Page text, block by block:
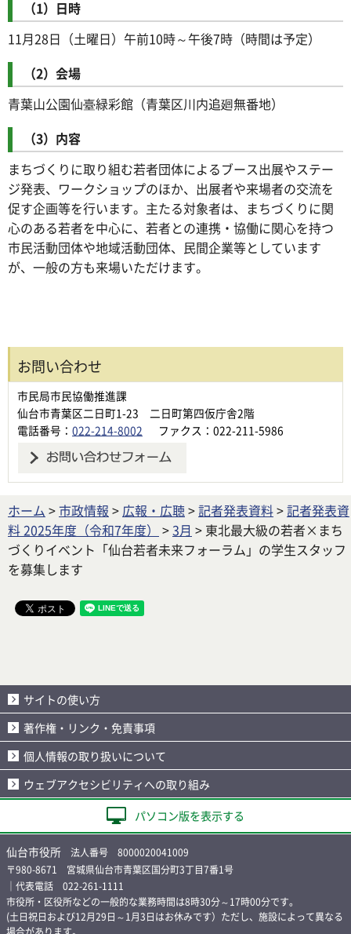
（1）日時
11月28日（土曜日）午前10時～午後7時（時間は予定）
（2）会場
青葉山公園仙臺緑彩館（青葉区川内追廻無番地）
（3）内容
まちづくりに取り組む若者団体によるブース出展やステー
ジ発表、ワークショップのほか、出展者や来場者の交流を
促す企画等を行います。主たる対象者は、まちづくりに関
心のある若者を中心に、若者との連携・協働に関心を持つ
市民活動団体や地域活動団体、民間企業等としています
が、一般の方も来場いただけます。
お問い合わせ
市民局市民協働推進課
仙台市青葉区二日町1-23 二日町第四仮庁舎2階
電話番号： 022-214-8002 ファクス：022-211-5986
ホーム >市政情報 > 広報・広聴 >記者発表資料>記者発表資
料 2025年度（令和7年度）
>3月 > 東北最大級の若者×まち
づくりイベント「仙台若者未来フォーラム」の学生スタッフ
を募集します
サイトの使い方
著作権・リンク・免責事項
個人情報の取り扱いについて
ウェブアクセシビリティへの取り組み
パソコン版を表示する
仙台市役所 法人番号 8000020041009
〒980-8671 宮城県仙台市青葉区国分町3丁目7番1号
｜代表電話 022-261-1111
市役所・区役所などの一般的な業務時間は8時30分～17時00分です。
(土日祝日および12月29日～1月3日はお休みです）ただし、施設によって異なる
場合があります。